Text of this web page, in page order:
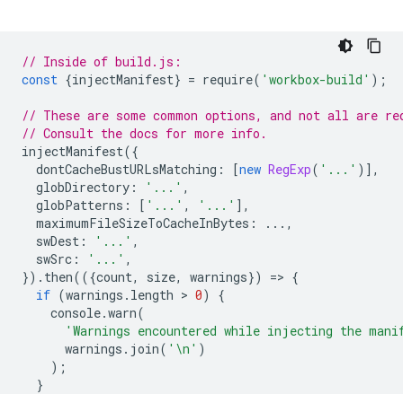
// Inside of build.js:
const {injectManifest} = require( 'workbox-build' );
// These are some common options, and not all are
// Consult the docs for more info.
injectManifest({
dontCacheBustURLsMatching : [new RegExp( '...' )],
globDirectory : '...' ,
globPatterns : [ '...' , '...' ],
maximumFileSizeToCacheInBytes :
...,
swDest : '...' ,
swSrc : '...' ,
}). then(({count, size, warnings}) => {
if (warnings . length > 0)
{
console.warn(
'Warnings encountered while injecting the
warnings . join( '\n' )
);
}